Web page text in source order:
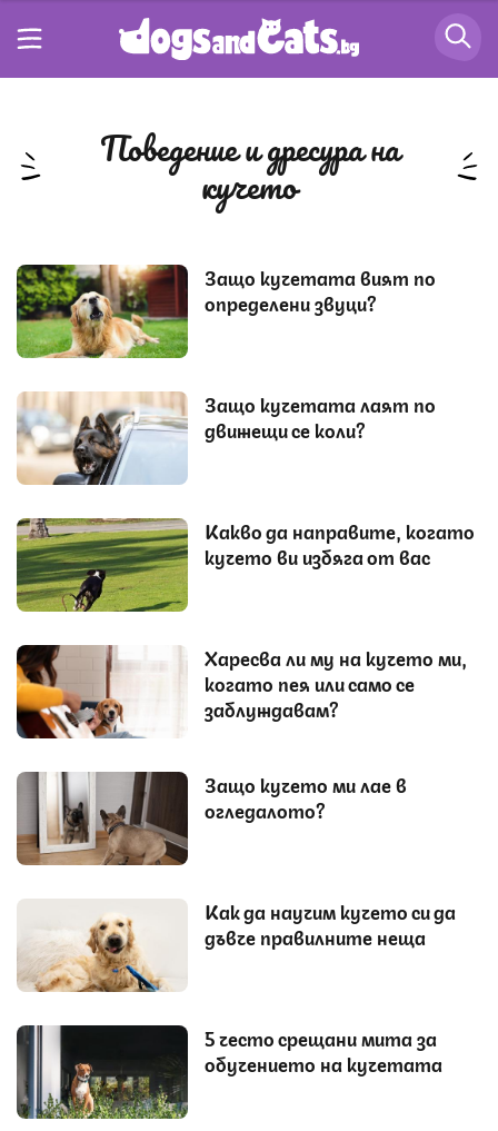
поведение и дресура на
кучето
Защо кучетата вият по
определени звуци?
Защо кучетата лаят по
движещи се коли?
Какво да направите, когато
кучето ви избяга от вас
Харесва ли му на кучето ми,
когато пея или само се
заблуждавам?
Защо кучето ми лае в
огледалото?
Как да научим кучето си да
дъвче правилните неща
5 често срещани мита за
обучението на кучетата